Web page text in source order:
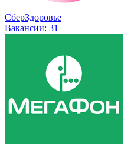
СберЗдоровье
Вакансии: 31